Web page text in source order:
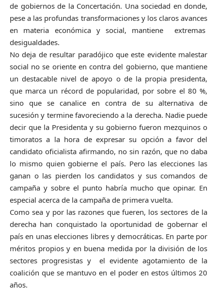
de gobiernos de la Concertación. Una sociedad en donde,
pese a las profundas transformaciones y los claros avances
en materia económica y social, mantiene extremas
desigualdades.
No deja de resultar paradójico que este evidente malestar
social no se oriente en contra del gobierno, que mantiene
un destacable nivel de apoyo o de la propia presidenta,
que marca un récord de popularidad, por sobre el 80 %,
sino que se canalice en contra de su alternativa de
sucesión y termine favoreciendo a la derecha. Nadie puede
decir que la Presidenta y su gobierno fueron mezquinos o
timoratos a la hora de expresar su opción a favor del
candidato oficialista afirmando, no sin razón, que no daba
lo mismo quien gobierne el país. Pero las elecciones las
ganan o las pierden los candidatos y sus comandos de
campaña y sobre el punto habría mucho que opinar. En
especial acerca de la campaña de primera vuelta.
Como sea y por las razones que fueren, los sectores de la
derecha han conquistado la oportunidad de gobernar el
país en unas elecciones libres y democráticas. En parte por
méritos propios y en buena medida por la división de los
sectores progresistas y el evidente agotamiento de la
coalición que se mantuvo en el poder en estos últimos 20
años.